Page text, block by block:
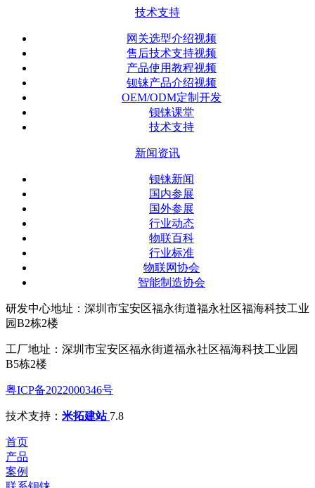
技术支持
网关选型介绍视频
售后技术支持视频
产品使用教程视频
钡铼产品介绍视频
OEM/ODM定制开发
钡铼课堂
技术支持
新闻资讯
钡铼新闻
国内参展
国外参展
行业动态
物联百科
行业标准
物联网协会
智能制造协会
研发中心地址：深圳市宝安区福永街道福永社区福海科技工业
园B2栋2楼
工厂地址：深圳市宝安区福永街道福永社区福海科技工业园
B5栋2楼
粤ICP备2022000346号
技术支持： 米拓建站 7.8
首页
产品
案例